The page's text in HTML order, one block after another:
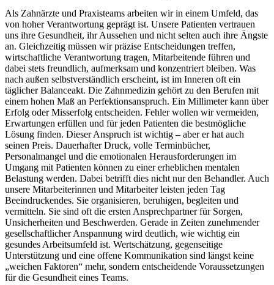
Als Zahnärzte und Praxisteams arbeiten wir in einem Umfeld, das
von hoher Verantwortung geprägt ist. Unsere Patienten vertrauen
uns ihre Gesundheit, ihr Aussehen und nicht selten auch ihre Ängste
an. Gleichzeitig müssen wir präzise Entscheidungen treffen,
wirtschaftliche Verantwortung tragen, Mitarbeitende führen und
dabei stets freundlich, aufmerksam und konzentriert bleiben. Was
nach außen selbstverständlich erscheint, ist im Inneren oft ein
täglicher Balanceakt. Die Zahnmedizin gehört zu den Berufen mit
einem hohen Maß an Perfektionsanspruch. Ein Millimeter kann über
Erfolg oder Misserfolg entscheiden. Fehler wollen wir vermeiden,
Erwartungen erfüllen und für jeden Patienten die bestmögliche
Lösung finden. Dieser Anspruch ist wichtig – aber er hat auch
seinen Preis. Dauerhafter Druck, volle Terminbücher,
Personalmangel und die emotionalen Herausforderungen im
Umgang mit Patienten können zu einer erheblichen mentalen
Belastung werden. Dabei betrifft dies nicht nur den Behandler. Auch
unsere Mitarbeiterinnen und Mitarbeiter leisten jeden Tag
Beeindruckendes. Sie organisieren, beruhigen, begleiten und
vermitteln. Sie sind oft die ersten Ansprechpartner für Sorgen,
Unsicherheiten und Beschwerden. Gerade in Zeiten zunehmender
gesellschaftlicher Anspannung wird deutlich, wie wichtig ein
gesundes Arbeitsumfeld ist. Wertschätzung, gegenseitige
Unterstützung und eine offene Kommunikation sind längst keine
„weichen Faktoren“ mehr, sondern entscheidende Voraussetzungen
für die Gesundheit eines Teams.